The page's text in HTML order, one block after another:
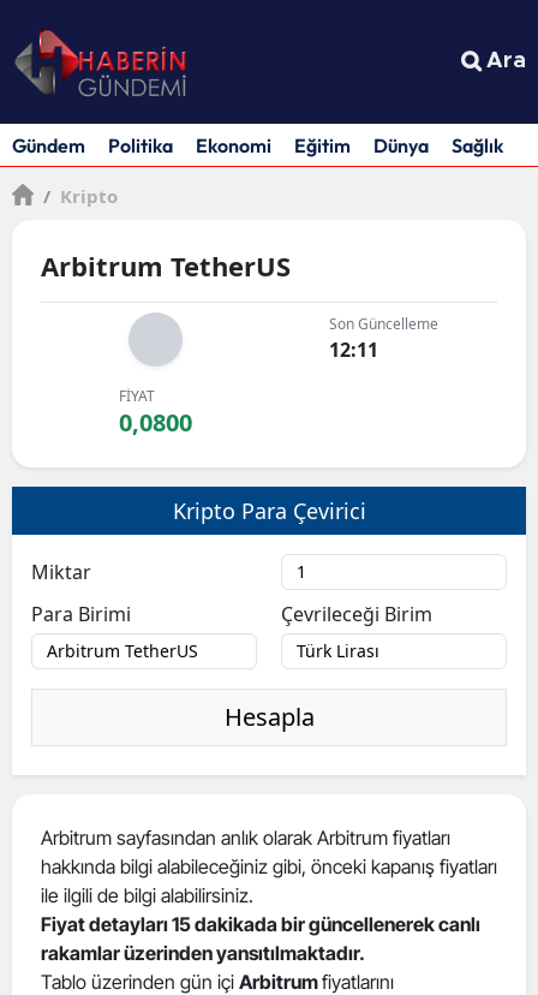
Ara
Gündem Politika Ekonomi Eğitim Dünya Sağlık
/ Kripto
Arbitrum TetherUS
Son Güncelleme
12:11
FİYAT
0,0800
Kripto Para Çevirici
Miktar
Para Birimi
Çevrileceği Birim
Hesapla
Arbitrum sayfasından anlık olarak Arbitrum fiyatları
hakkında bilgi alabileceğiniz gibi, önceki kapanış fiyatları
ile ilgili de bilgi alabilirsiniz.
Fiyat detayları 15 dakikada bir güncellenerek canlı
rakamlar üzerinden yansıtılmaktadır.
Tablo üzerinden gün içi Arbitrumfiyatlarını